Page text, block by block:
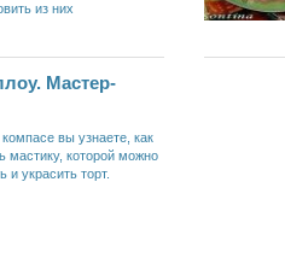
из них
Мастер-
вы узнаете, как
мастику, которой можно
и украсить торт.